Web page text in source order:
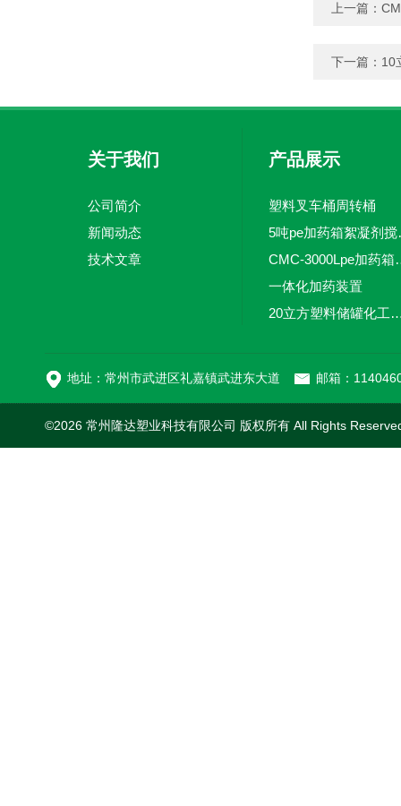
上一篇：
下一篇： 10
关于我们
公司简介
新闻动态
技术文章
产品展示
塑料叉车桶周转桶
5吨pe
CMC-
一体化加药装置
20立方塑料储罐化工储
地址：常州市武进区礼嘉镇武进东大道 邮箱：
©2026 常州隆达塑业科技有限公司 版权所有 All Rights